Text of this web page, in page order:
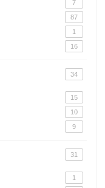
7
87
1
16
34
15
10
9
31
1